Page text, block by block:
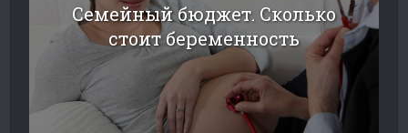
Семейный бюджет. Сколько
стоит беременность